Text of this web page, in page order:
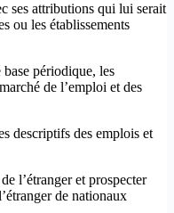
ses attributions qui lui serait
ou les établissements
périodique, les
de l’emploi et des
descriptifs des emplois et
l’étranger et prospecter
de nationaux